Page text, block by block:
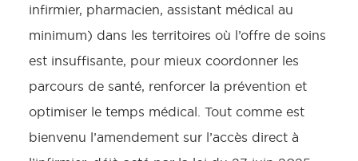
infirmier, pharmacien, assistant médical au
minimum) dans les territoires où l’offre de soins
est insuffisante, pour mieux coordonner les
parcours de santé, renforcer la prévention et
optimiser le temps médical. Tout comme est
bienvenu l’amendement sur l’accès direct à